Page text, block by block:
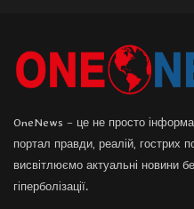
OneNews – це не просто
портал правди, реалій, гострих
висвітлюємо актуальні новини
гіперболізації.